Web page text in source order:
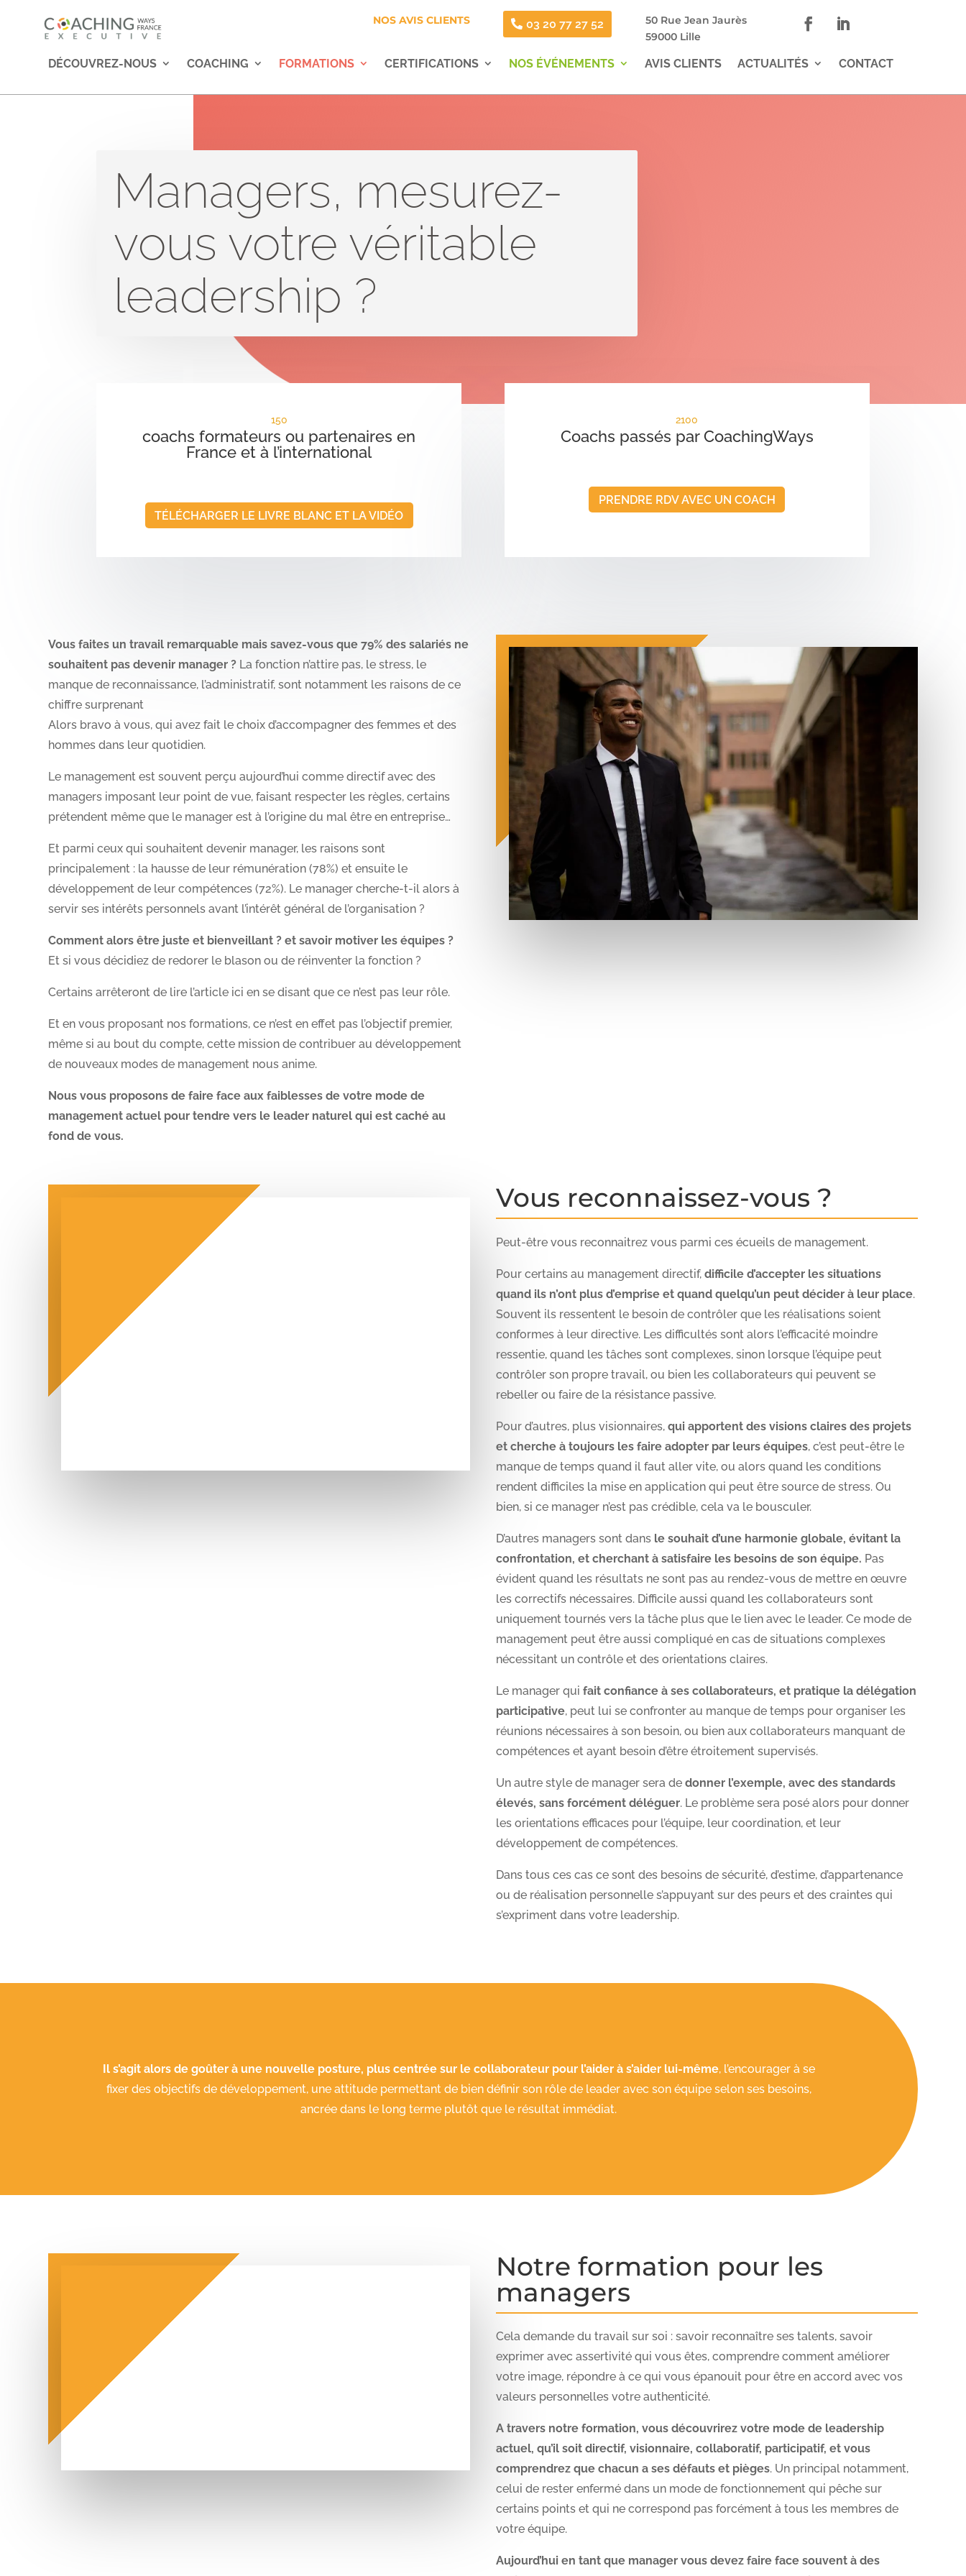
NOS AVIS CLIENTS 03 20 77 27 52
50 Rue Jean Jaurès
59000 Lille
DÉCOUVREZ-NOUS COACHING FORMATIONS CERTIFICATIONS NOS ÉVÉNEMENTS AVIS CLIENTS ACTUALITÉS CONTACT
Managers, mesurez-
vous votre véritable
leadership ?
150
coachs formateurs ou partenaires en
France et à l’international
TÉLÉCHARGER LE LIVRE BLANC ET LA VIDÉO
2100
Coachs passés par CoachingWays
PRENDRE RDV AVEC UN COACH
Vous faites un travail remarquable mais savez-vous que 79% des salariés ne
souhaitent pas devenir manager ? La fonction n’attire pas, le stress, le
manque de reconnaissance, l’administratif, sont notamment les raisons de ce
chiffre surprenant
Alors bravo à vous, qui avez fait le choix d’accompagner des femmes et des
hommes dans leur quotidien.
Le management est souvent perçu aujourd’hui comme directif avec des
managers imposant leur point de vue, faisant respecter les règles, certains
prétendent même que le manager est à l’origine du mal être en entreprise…
Et parmi ceux qui souhaitent devenir manager, les raisons sont
principalement : la hausse de leur rémunération (78%) et ensuite le
développement de leur compétences (72%). Le manager cherche-t-il alors à
servir ses intérêts personnels avant l’intérêt général de l’organisation ?
Comment alors être juste et bienveillant ? et savoir motiver les équipes ?
Et si vous décidiez de redorer le blason ou de réinventer la fonction ?
Certains arrêteront de lire l’article ici en se disant que ce n’est pas leur rôle.
Et en vous proposant nos formations, ce n’est en effet pas l’objectif premier,
même si au bout du compte, cette mission de contribuer au développement
de nouveaux modes de management nous anime.
Nous vous proposons de faire face aux faiblesses de votre mode de
management actuel pour tendre vers le leader naturel qui est caché au
fond de vous.
Vous reconnaissez-vous ?
Peut-être vous reconnaitrez vous parmi ces écueils de management.
Pour certains au management directif,difficile d’accepter les situations
quand ils n’ont plus d’emprise et quand quelqu’un peut décider à leur place.
Souvent ils ressentent le besoin de contrôler que les réalisations soient
conformes à leur directive. Les difficultés sont alors l’efficacité moindre
ressentie, quand les tâches sont complexes, sinon lorsque l’équipe peut
contrôler son propre travail, ou bien les collaborateurs qui peuvent se
rebeller ou faire de la résistance passive.
Pour d’autres, plus visionnaires,qui apportent des visions claires des projets
et cherche à toujours les faire adopter par leurs équipes, c’est peut-être le
manque de temps quand il faut aller vite, ou alors quand les conditions
rendent difficiles la mise en application qui peut être source de stress. Ou
bien, si ce manager n’est pas crédible, cela va le bousculer.
D’autres managers sont dans le souhait d’une harmonie globale, évitant la
confrontation, et cherchant à satisfaire les besoins de son équipe. Pas
évident quand les résultats ne sont pas au rendez-vous de mettre en œuvre
les correctifs nécessaires. Difficile aussi quand les collaborateurs sont
uniquement tournés vers la tâche plus que le lien avec le leader. Ce mode de
management peut être aussi compliqué en cas de situations complexes
nécessitant un contrôle et des orientations claires.
Le manager quifait confiance à ses collaborateurs, et pratique la délégation
participative, peut lui se confronter au manque de temps pour organiser les
réunions nécessaires à son besoin, ou bien aux collaborateurs manquant de
compétences et ayant besoin d’être étroitement supervisés.
Un autre style de manager sera dedonner l’exemple, avec des standards
élevés, sans forcément déléguer. Le problème sera posé alors pour donner
les orientations efficaces pour l’équipe, leur coordination, et leur
développement de compétences.
Dans tous ces cas ce sont des besoins de sécurité, d’estime, d’appartenance
ou de réalisation personnelle s’appuyant sur des peurs et des craintes qui
s’expriment dans votre leadership.
Il s’agit alors de goûter à une nouvelle posture, plus centrée sur le collaborateur pour l’aider à s’aider lui-même, l’encourager à se
fixer des objectifs de développement, une attitude permettant de bien définir son rôle de leader avec son équipe selon ses besoins,
ancrée dans le long terme plutôt que le résultat immédiat.
Notre formation pour les
managers
Cela demande du travail sur soi : savoir reconnaître ses talents, savoir
exprimer avec assertivité qui vous êtes, comprendre comment améliorer
votre image, répondre à ce qui vous épanouit pour être en accord avec vos
valeurs personnelles votre authenticité.
A travers notre formation, vous découvrirez votre mode de leadership
actuel, qu’il soit directif, visionnaire, collaboratif, participatif, et vous
comprendrez que chacun a ses défauts et pièges. Un principal notamment,
celui de rester enfermé dans un mode de fonctionnement qui pêche sur
certains points et qui ne correspond pas forcément à tous les membres de
votre équipe.
Aujourd’hui en tant que manager vous devez faire face souvent à des